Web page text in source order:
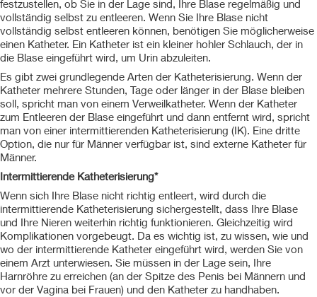
festzustellen, ob Sie in der Lage sind, Ihre Blase regelmäßig und
vollständig selbst zu entleeren. Wenn Sie Ihre Blase nicht
vollständig selbst entleeren können, benötigen Sie möglicherweise
einen Katheter. Ein Katheter ist ein kleiner hohler Schlauch, der in
die Blase eingeführt wird, um Urin abzuleiten.
Es gibt zwei grundlegende Arten der Katheterisierung. Wenn der
Katheter mehrere Stunden, Tage oder länger in der Blase bleiben
soll, spricht man von einem Verweilkatheter. Wenn der Katheter
zum Entleeren der Blase eingeführt und dann entfernt wird, spricht
man von einer intermittierenden Katheterisierung (IK). Eine dritte
Option, die nur für Männer verfügbar ist, sind externe Katheter für
Männer.
Intermittierende Katheterisierung*
Wenn sich Ihre Blase nicht richtig entleert, wird durch die
intermittierende Katheterisierung sichergestellt, dass Ihre Blase
und Ihre Nieren weiterhin richtig funktionieren. Gleichzeitig wird
Komplikationen vorgebeugt. Da es wichtig ist, zu wissen, wie und
wo der intermittierende Katheter eingeführt wird, werden Sie von
einem Arzt unterwiesen. Sie müssen in der Lage sein, Ihre
Harnröhre zu erreichen (an der Spitze des Penis bei Männern und
vor der Vagina bei Frauen) und den Katheter zu handhaben.